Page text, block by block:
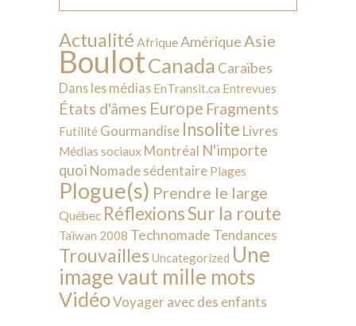
Actualité AfriqueAmérique Asie
BoulotCanada Caraïbes
Dans les médias EnTransit.ca Entrevues
États d'âmes Europe Fragments
Futilité Gourmandise Insolite Livres
Médias sociaux Montréal N'importe
quoi Nomade sédentaire Plages
Plogue(s) Prendre le large
Québec RéflexionsSur la route
Taïwan 2008 Technomade Tendances
Trouvailles Uncategorized Une
image vaut mille mots
VidéoVoyager avec des enfants